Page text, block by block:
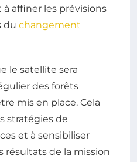
affiner les prévisions
du changement
le satellite sera
des forêts
mis en place. Cela
stratégies de
et à sensibiliser
résultats de la mission